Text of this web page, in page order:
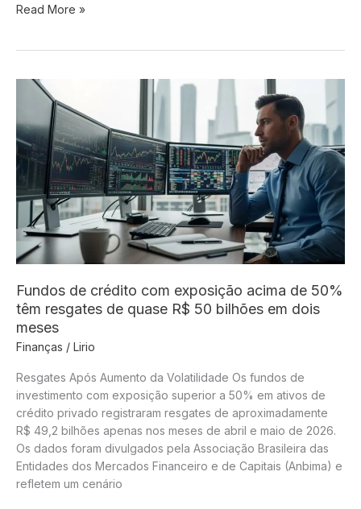
Inflação
em
junho,
hortaliças
acumulam
fortes
altas
no
primeiro
semestre
Read More »
Fundos de crédito com exposição acima de 50%
têm resgates de quase R$ 50 bilhões em dois
meses
Finanças / Lirio
Resgates Após Aumento da Volatilidade Os fundos de
investimento com exposição superior a 50% em ativos de
crédito privado registraram resgates de aproximadamente
R$ 49,2 bilhões apenas nos meses de abril e maio de 2026.
Os dados foram divulgados pela Associação Brasileira das
Entidades dos Mercados Financeiro e de Capitais (Anbima) e
refletem um cenário